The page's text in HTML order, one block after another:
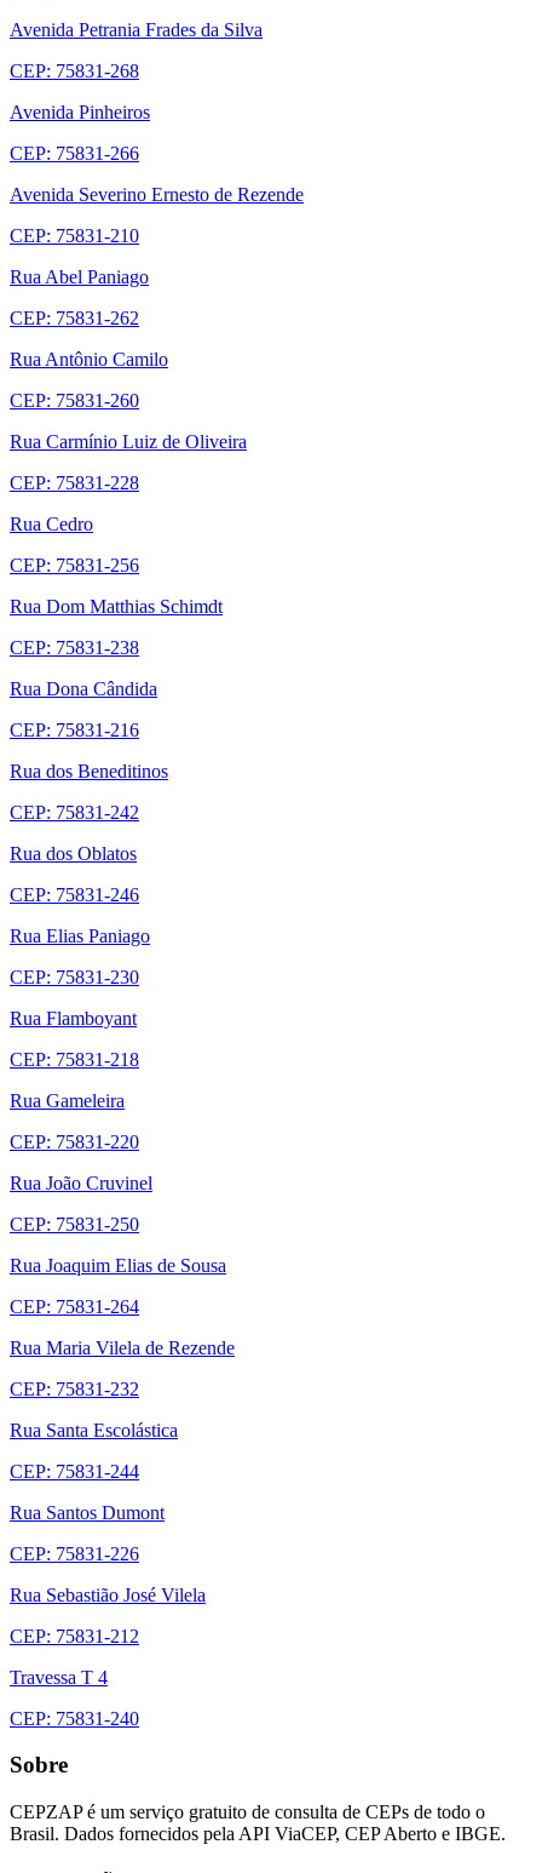
Avenida Petrania Frades da Silva
CEP: 75831-268
Avenida Pinheiros
CEP: 75831-266
Avenida Severino Ernesto de Rezende
CEP: 75831-210
Rua Abel Paniago
CEP: 75831-262
Rua Antônio Camilo
CEP: 75831-260
Rua Carmínio Luiz de Oliveira
CEP: 75831-228
Rua Cedro
CEP: 75831-256
Rua Dom Matthias Schimdt
CEP: 75831-238
Rua Dona Cândida
CEP: 75831-216
Rua dos Beneditinos
CEP: 75831-242
Rua dos Oblatos
CEP: 75831-246
Rua Elias Paniago
CEP: 75831-230
Rua Flamboyant
CEP: 75831-218
Rua Gameleira
CEP: 75831-220
Rua João Cruvinel
CEP: 75831-250
Rua Joaquim Elias de Sousa
CEP: 75831-264
Rua Maria Vilela de Rezende
CEP: 75831-232
Rua Santa Escolástica
CEP: 75831-244
Rua Santos Dumont
CEP: 75831-226
Rua Sebastião José Vilela
CEP: 75831-212
Travessa T 4
CEP: 75831-240
Sobre
CEPZAP é um serviço gratuito de consulta de CEPs de todo o
Brasil. Dados fornecidos pela API ViaCEP, CEP Aberto e IBGE.